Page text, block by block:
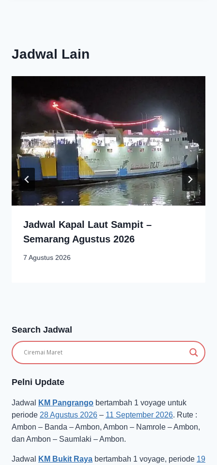
Jadwal Lain
Jadwal Kapal Laut Sampit –
Semarang Agustus 2026
7 Agustus 2026
Search Jadwal
Pelni Update
Jadwal KM Pangrango bertambah 1 voyage untuk
periode 28 Agustus 2026 – 11 September 2026. Rute :
Ambon – Banda – Ambon, Ambon – Namrole – Ambon,
dan Ambon – Saumlaki – Ambon.
Jadwal KM Bukit Raya bertambah 1 voyage, periode 19